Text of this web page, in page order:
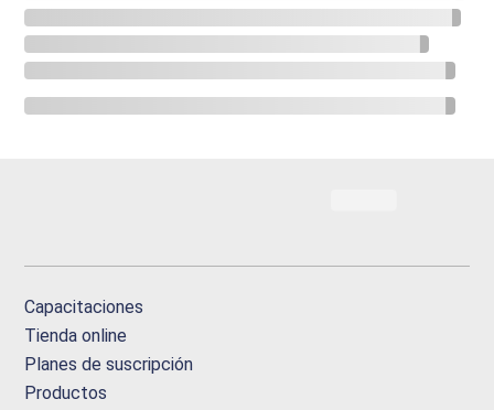
Capacitaciones
Tienda online
Planes de suscripción
Productos